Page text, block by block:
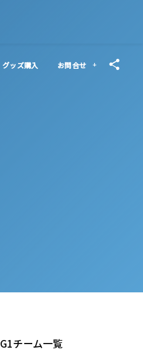
グッズ購入 お問合せ
G1チーム一覧